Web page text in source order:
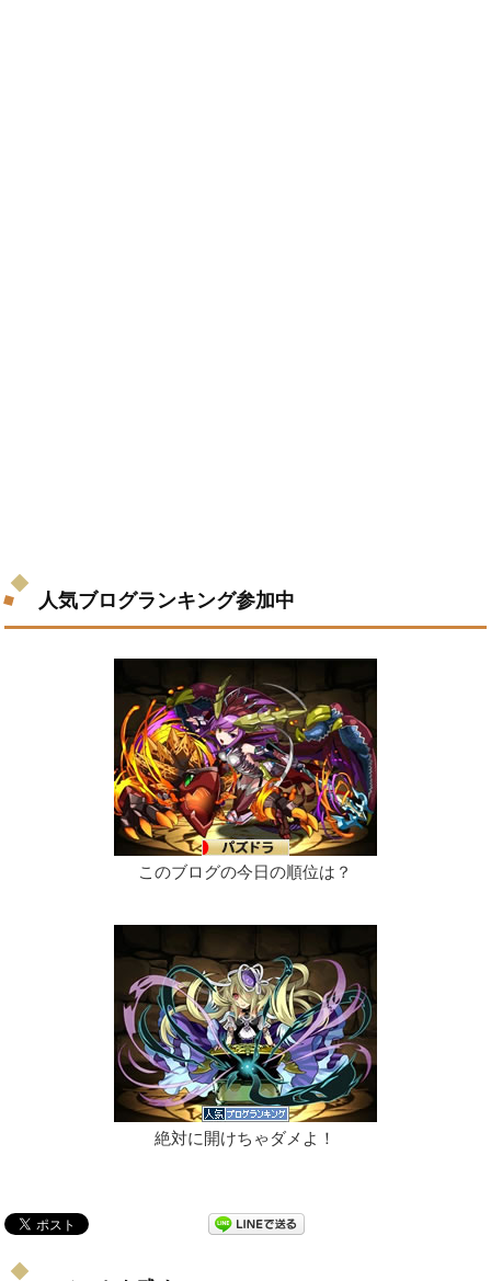
人気ブログランキング参加中
このブログの今日の順位は？
絶対に開けちゃダメよ！